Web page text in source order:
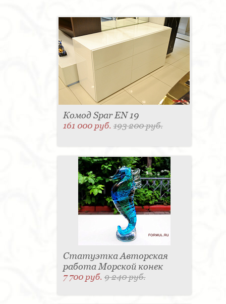
Комод Spar EN 19
161 000 руб.193 200 руб.
Статуэтка Авторская
работа Морской конек
7 700 руб.9 240 руб.